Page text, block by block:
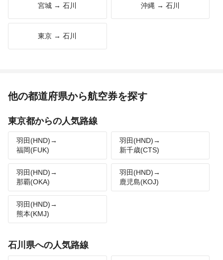
宮城 → 石川 沖縄 → 石川
東京 → 石川
他の都道府県から航空券を探す
東京都からの人気路線
羽田(HND)→
福岡(FUK)
羽田(HND)→
新千歳(CTS)
羽田(HND)→
那覇(OKA)
羽田(HND)→
鹿児島(KOJ)
羽田(HND)→
熊本(KMJ)
石川県への人気路線